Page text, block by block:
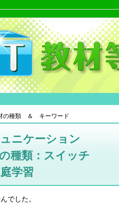
の種類 ＆ キーワード
ニケーション
種類：スイッチ
学習
でした。